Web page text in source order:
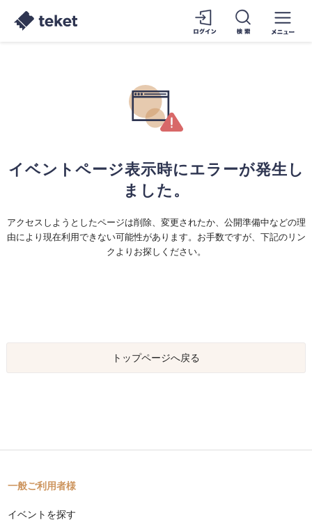
イベントページ表示時にエラーが発生し
ました。
アクセスしようとしたページは削除、変更されたか、公開準備中などの理
由により現在利用できない可能性があります。お手数ですが、下記のリン
クよりお探しください。
トップページへ戻る
一般ご利用者様
イベントを探す